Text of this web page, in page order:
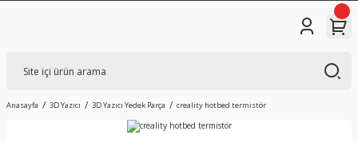
Anasayfa 3D Yazıcı 3D Yazıcı Yedek Parça creality hotbed termistör